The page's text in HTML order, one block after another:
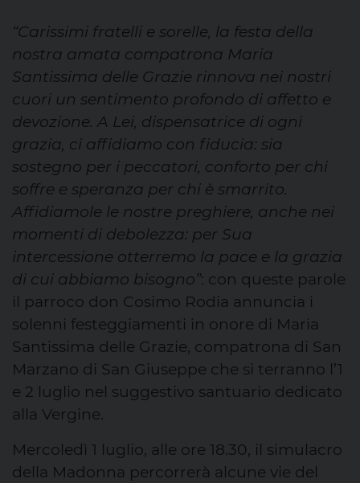
“Carissimi fratelli e sorelle, la festa della
nostra amata compatrona Maria
Santissima delle Grazie rinnova nei nostri
cuori un sentimento profondo di affetto e
devozione. A Lei, dispensatrice di ogni
grazia, ci affidiamo con fiducia: sia
sostegno per i peccatori, conforto per chi
soffre e speranza per chi è smarrito.
Affidiamole le nostre preghiere, anche nei
momenti di debolezza: per Sua
intercessione otterremo la pace e la grazia
di cui abbiamo bisogno”: con queste parole
il parroco don Cosimo Rodia annuncia i
solenni festeggiamenti in onore di Maria
Santissima delle Grazie, compatrona di San
Marzano di San Giuseppe che si terranno l’1
e 2 luglio nel suggestivo santuario dedicato
alla Vergine.
Mercoledì 1 luglio, alle ore 18.30, il simulacro
della Madonna percorrerà alcune vie del